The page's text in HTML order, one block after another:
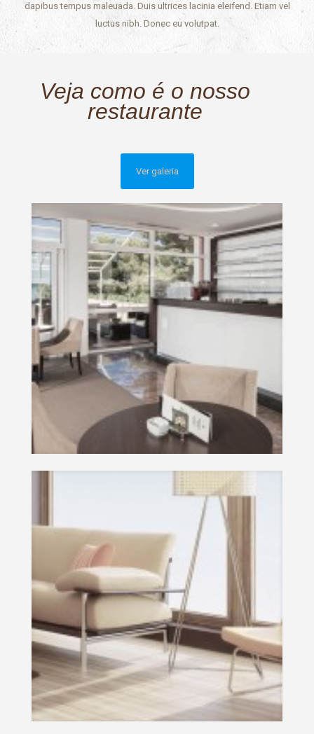
dapibus tempus maleuada. Duis ultrices lacinia eleifend. Etiam vel
luctus nibh. Donec eu volutpat.
Veja como é o nosso
restaurante
Ver galeria